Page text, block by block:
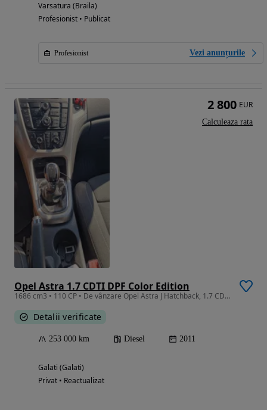
Varsatura (Braila)
Profesionist • Publicat
Profesionist Vezi anunțurile
Opel Astra 1.7 CDTI DPF Color Edition
1686 cm3 • 110 CP • De vânzare Opel Astra J Hatchback, 1.7 CDTI, an fabricație 2011, km-25
Detalii verificate
253 000 km Diesel 2011
Galati (Galati)
Privat • Reactualizat
2 800 EUR
Calculeaza rata